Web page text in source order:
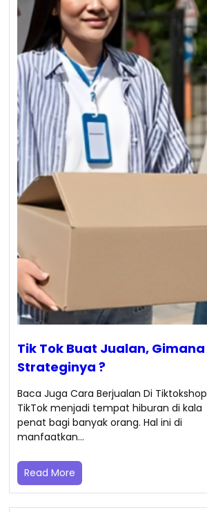
Tik Tok Buat Jualan, Gimana
Strateginya ?
Baca Juga Cara Berjualan Di Tiktokshop
TikTok menjadi tempat hiburan di kala
penat bagi banyak orang. Hal ini di
manfaatkan…
Read More